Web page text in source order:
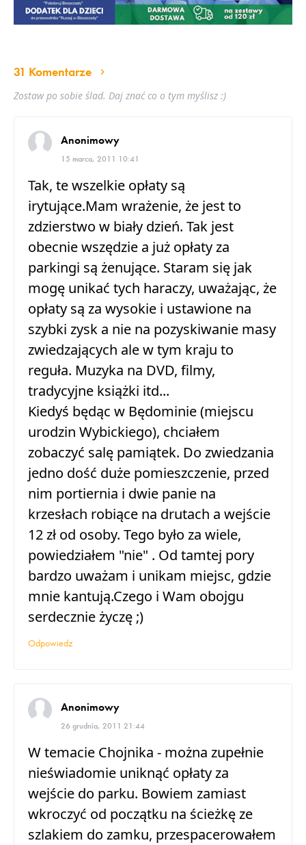
31 Komentarze
Zostaw po sobie ślad. Daj znać co o tym myślisz :)
Anonimowy
15 marca, 2011 10:41
Tak, te wszelkie opłaty są
irytujące.Mam wrażenie, że jest to
zdzierstwo w biały dzień. Tak jest
obecnie wszędzie a już opłaty za
parkingi są żenujące. Staram się jak
mogę unikać tych haraczy, uważając, że
opłaty są za wysokie i ustawione na
szybki zysk a nie na pozyskiwanie masy
zwiedzających ale w tym kraju to
reguła. Muzyka na DVD, filmy,
tradycyjne książki itd...
Kiedyś będąc w Będominie (miejscu
urodzin Wybickiego), chciałem
zobaczyć salę pamiątek. Do zwiedzania
jedno dość duże pomieszczenie, przed
nim portiernia i dwie panie na
krzesłach robiące na drutach a wejście
12 zł od osoby. Tego było za wiele,
powiedziałem "nie" . Od tamtej pory
bardzo uważam i unikam miejsc, gdzie
mnie kantują.Czego i Wam obojgu
serdecznie życzę ;)
Odpowiedz
Anonimowy
26 grudnia, 2011 21:44
W temacie Chojnika - można zupełnie
nieświadomie uniknąć opłaty za
wejście do parku. Bowiem zamiast
wkroczyć od początku na ścieżkę ze
szlakiem do zamku, przespacerowałem